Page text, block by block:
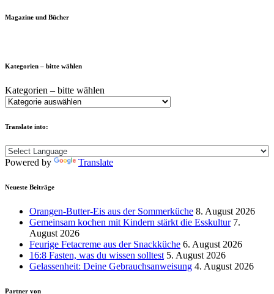
Magazine und Bücher
Kategorien – bitte wählen
Kategorien – bitte wählen
Translate into:
Powered by Translate
Neueste Beiträge
Orangen-Butter-Eis aus der Sommerküche 8. August 2026
Gemeinsam kochen mit Kindern stärkt die Esskultur 7.
August 2026
Feurige Fetacreme aus der Snackküche 6. August 2026
16:8 Fasten, was du wissen solltest 5. August 2026
Gelassenheit: Deine Gebrauchsanweisung 4. August 2026
Partner von